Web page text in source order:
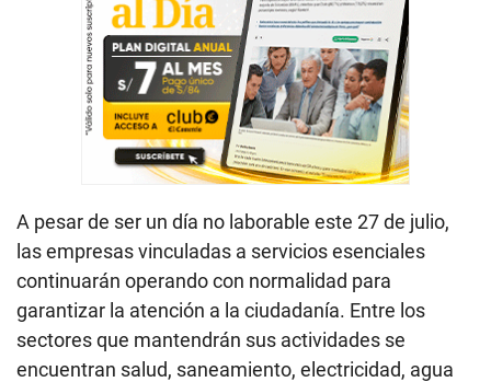
A pesar de ser un día no laborable este 27 de julio,
las empresas vinculadas a servicios esenciales
continuarán operando con normalidad para
garantizar la atención a la ciudadanía. Entre los
sectores que mantendrán sus actividades se
encuentran salud, saneamiento, electricidad, agua